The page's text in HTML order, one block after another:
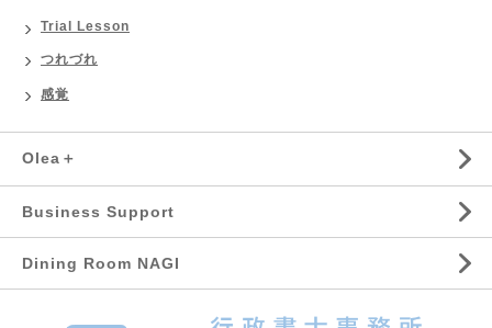
Trial Lesson
つれづれ
感覚
Olea＋
Business Support
Dining Room NAGI